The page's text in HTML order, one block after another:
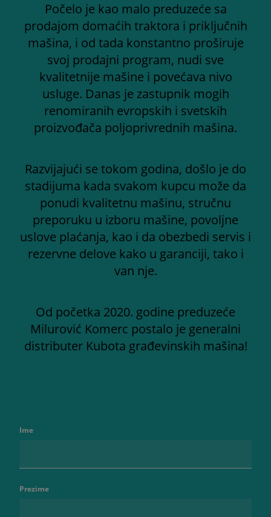
Počelo je kao malo preduzeće sa
prodajom domaćih traktora i priključnih
mašina, i od tada konstantno proširuje
svoj prodajni program, nudi sve
kvalitetnije mašine i povećava nivo
usluge. Danas je zastupnik mogih
renomiranih evropskih i svetskih
proizvođača poljoprivrednih mašina.
Razvijajući se tokom godina, došlo je do
stadijuma kada svakom kupcu može da
ponudi kvalitetnu mašinu, stručnu
preporuku u izboru mašine, povoljne
uslove plaćanja, kao i da obezbedi servis i
rezervne delove kako u garanciji, tako i
van nje.
Od početka 2020. godine preduzeće
Milurović Komerc postalo je generalni
distributer Kubota građevinskih mašina!
Ime
Prezime